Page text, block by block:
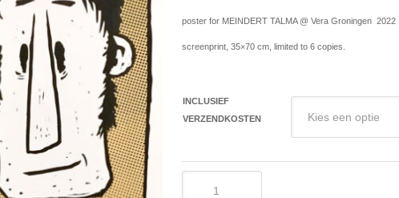
poster for MEINDERT TALMA @ Vera Groningen 2022
screenprint, 35×70 cm, limited to 6 copies.
INCLUSIEF
VERZENDKOSTEN